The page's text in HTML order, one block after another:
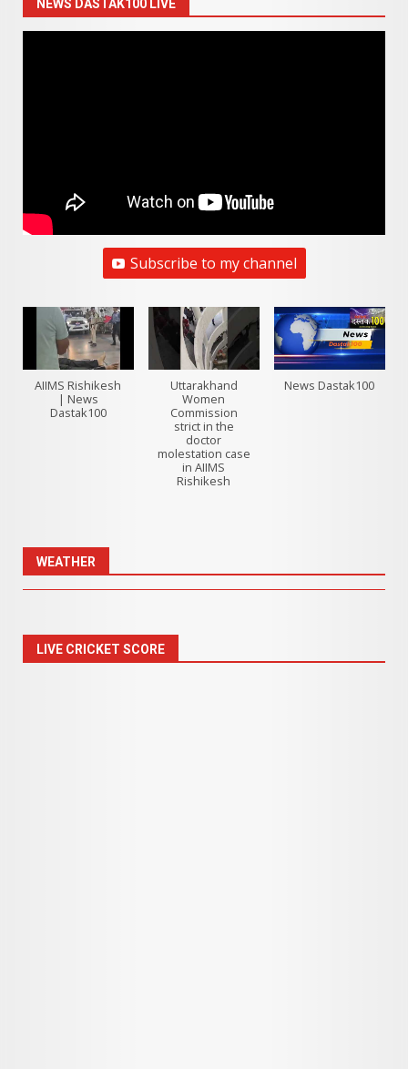
NEWS DASTAK100 LIVE
Subscribe to my channel
AIIMS Rishikesh
| News
Dastak100
Uttarakhand
Women
Commission
strict in the
doctor
molestation case
in AIIMS
Rishikesh
News Dastak100
WEATHER
LIVE CRICKET SCORE